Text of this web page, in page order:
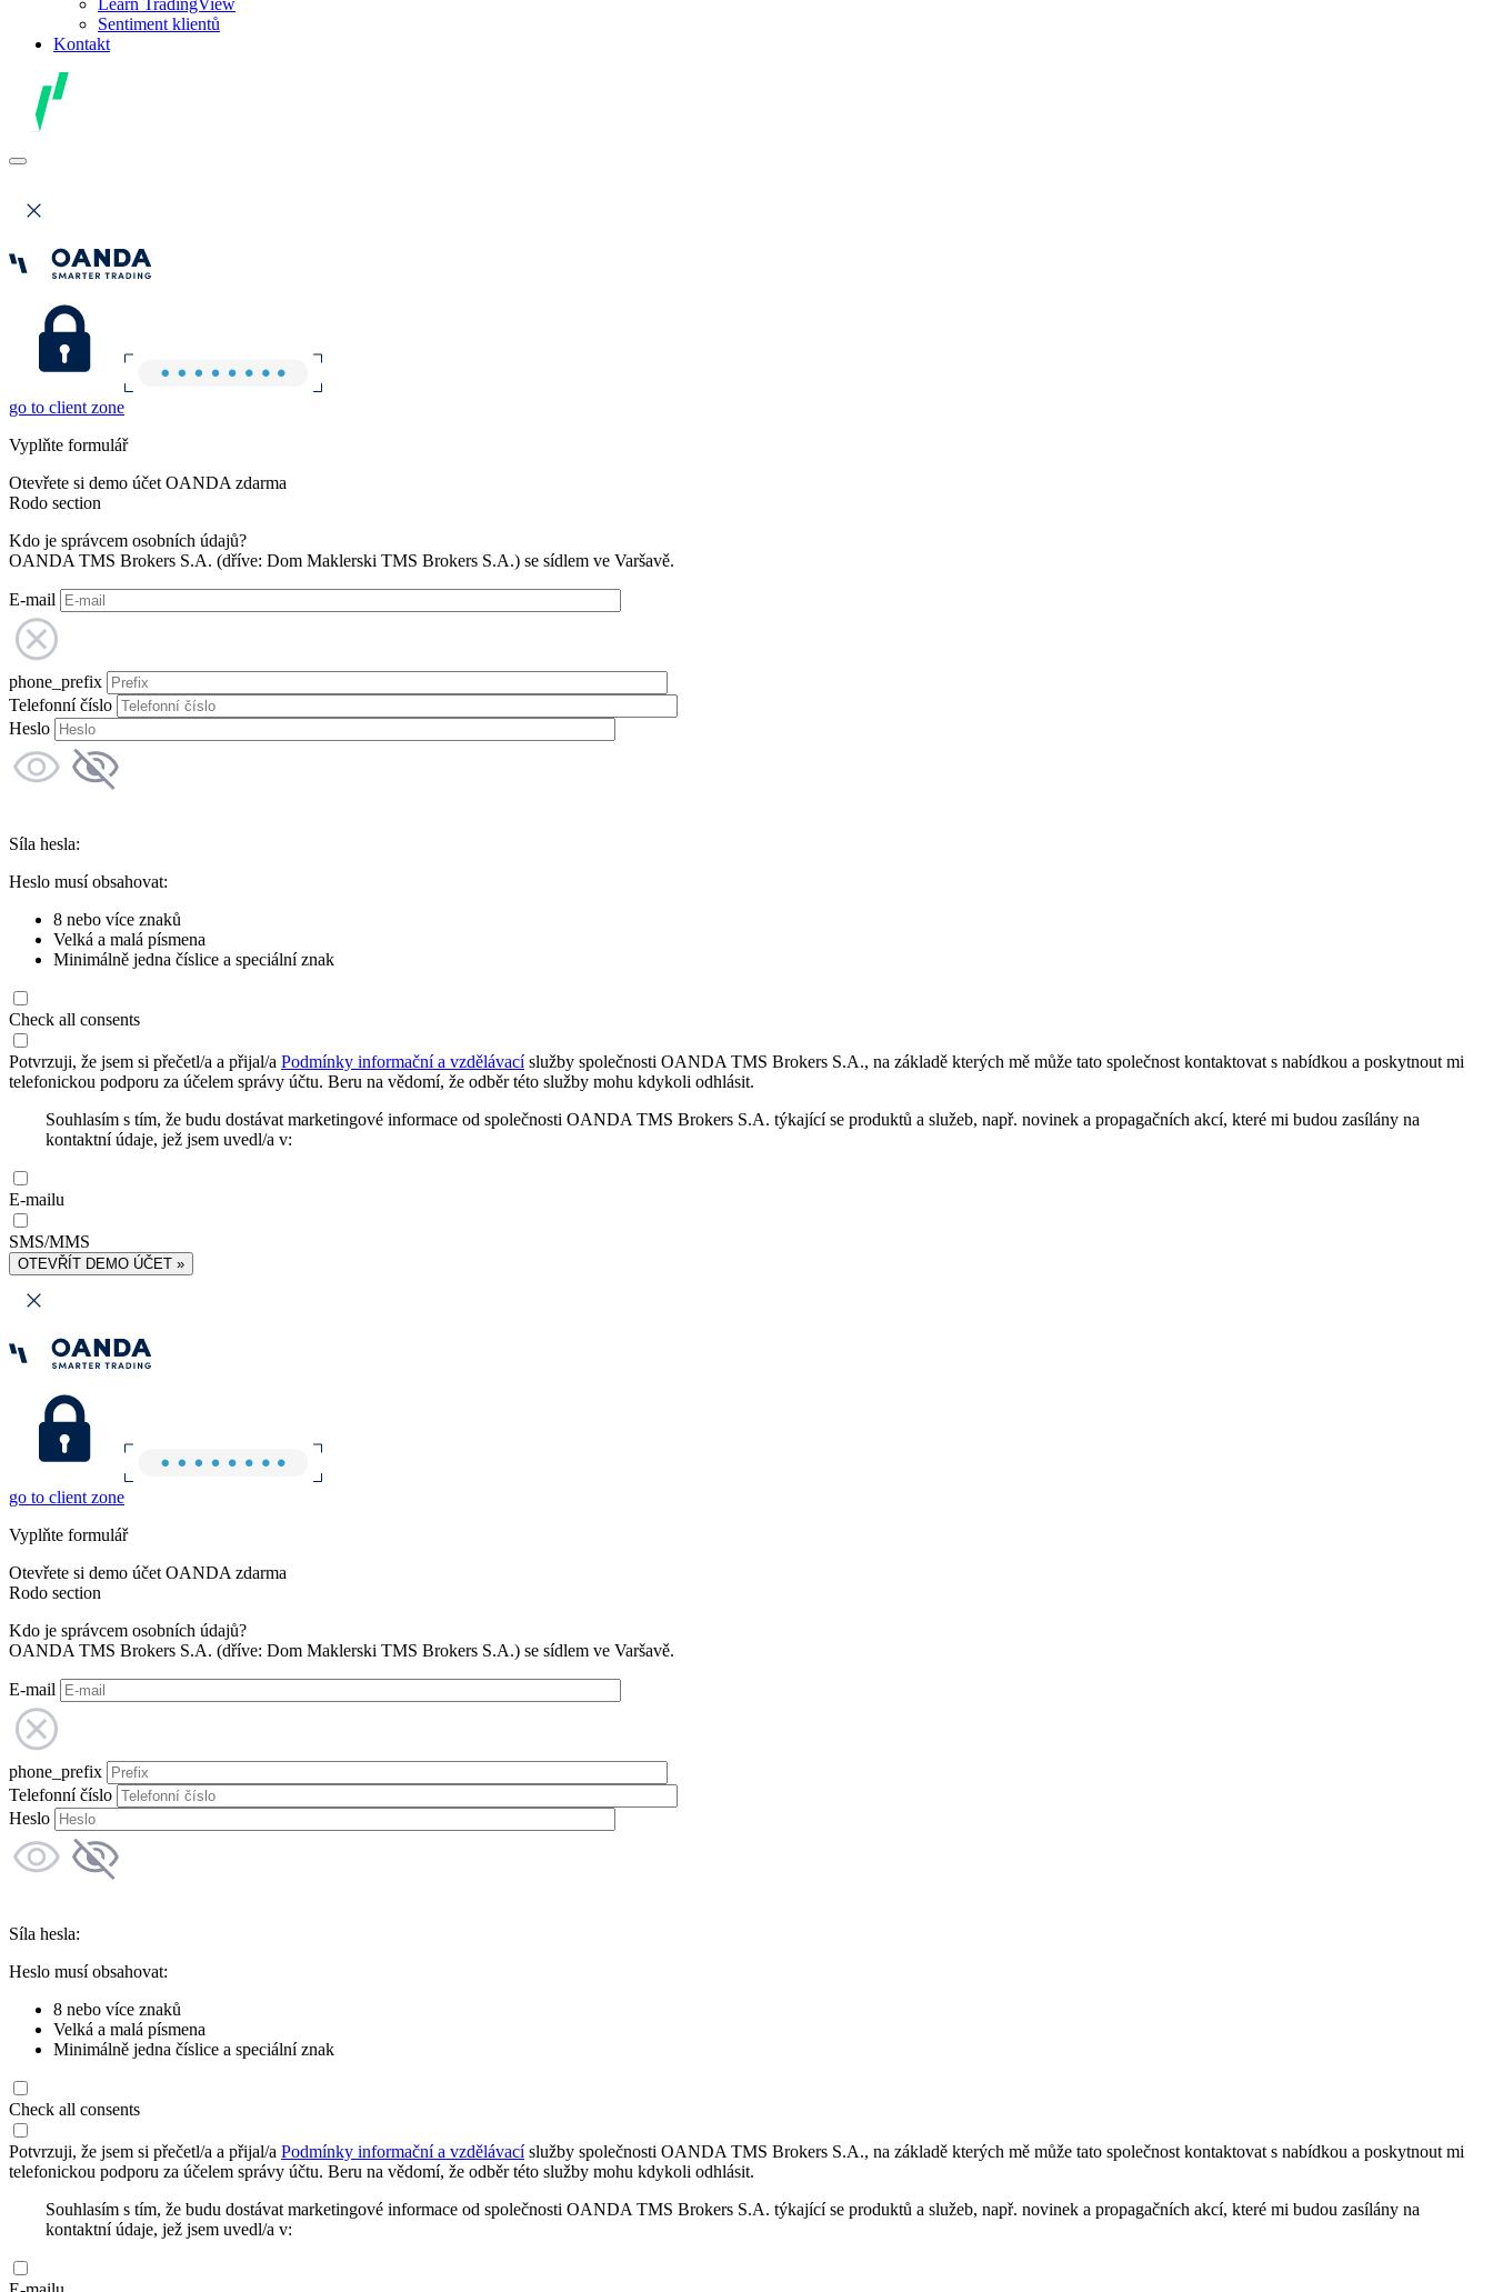
Sentiment klientů
Kontakt
go to client zone
Vyplňte formulář
Otevřete si demo účet OANDA zdarma
Rodo section
Kdo je správcem osobních údajů?
OANDA TMS Brokers S.A. (dříve: Dom Maklerski TMS Brokers S.A.) se sídlem ve Varšavě.
E-mail
phone_prefix
Telefonní číslo
Heslo
Síla hesla:
Heslo musí obsahovat:
8 nebo více znaků
Velká a malá písmena
Minimálně jedna číslice a speciální znak
Check all consents
Potvrzuji, že jsem si přečetl/a a přijal/a Podmínky informační a vzdělávacíslužby společnosti OANDA TMS Brokers S.A., na základě kterých mě může tato společnost kontaktovat s nabídkou a poskytnout mi
telefonickou podporu za účelem správy účtu. Beru na vědomí, že odběr této služby mohu kdykoli odhlásit.
Souhlasím s tím, že budu dostávat marketingové informace od společnosti OANDA TMS Brokers S.A. týkající se produktů a služeb, např. novinek a propagačních akcí, které mi budou zasílány na
kontaktní údaje, jež jsem uvedl/a v:
E-mailu
SMS/MMS
OTEVŘÍT DEMO ÚČET »
go to client zone
Vyplňte formulář
Otevřete si demo účet OANDA zdarma
Rodo section
Kdo je správcem osobních údajů?
OANDA TMS Brokers S.A. (dříve: Dom Maklerski TMS Brokers S.A.) se sídlem ve Varšavě.
E-mail
phone_prefix
Telefonní číslo
Heslo
Síla hesla:
Heslo musí obsahovat:
8 nebo více znaků
Velká a malá písmena
Minimálně jedna číslice a speciální znak
Check all consents
Potvrzuji, že jsem si přečetl/a a přijal/a Podmínky informační a vzdělávacíslužby společnosti OANDA TMS Brokers S.A., na základě kterých mě může tato společnost kontaktovat s nabídkou a poskytnout mi
telefonickou podporu za účelem správy účtu. Beru na vědomí, že odběr této služby mohu kdykoli odhlásit.
Souhlasím s tím, že budu dostávat marketingové informace od společnosti OANDA TMS Brokers S.A. týkající se produktů a služeb, např. novinek a propagačních akcí, které mi budou zasílány na
kontaktní údaje, jež jsem uvedl/a v: